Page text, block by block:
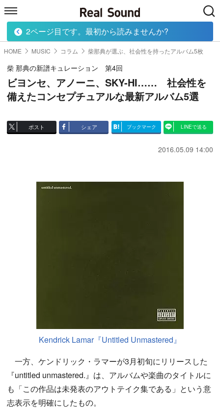
HOME MUSIC MOVIE TECH
HOME MUSIC コラム 柴那典が選ぶ、社会性を持ったアルバム5枚
柴 那典の新譜キュレーション 第4回
ビヨンセ、アノーニ、SKY-HI…… 社会性を
備えたコンセプチュアルな最新アルバム5選
ポスト シェア ブックマーク LINEで送る
2016.05.09 14:00
Kendrick Lamar『Untitled Unmastered』
一方、ケンドリック・ラマーが3月初旬にリリースした
『untitled unmastered.』は、アルバムや楽曲のタイトルに
も「この作品は未発表のアウトテイク集である」という意
志表示を明確にしたもの。
2ページ目です。最初から読みませんか?